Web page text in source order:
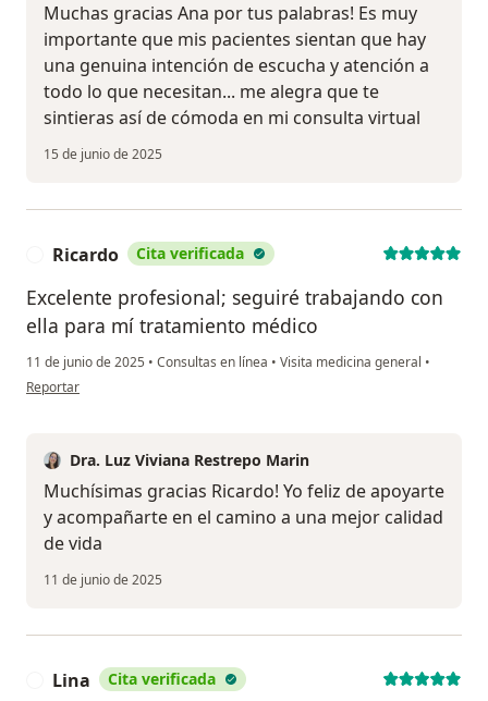
Muchas gracias Ana por tus palabras! Es muy
importante que mis pacientes sientan que hay
una genuina intención de escucha y atención a
todo lo que necesitan... me alegra que te
sintieras así de cómoda en mi consulta virtual
15 de junio de 2025
Ricardo Cita verificada
Excelente profesional; seguiré trabajando con
ella para mí tratamiento médico
11 de junio de 2025 • Consultas en línea • Visita medicina general •
en opinión del usuario Ricardo
Reportar
Dra. Luz Viviana Restrepo Marin
Muchísimas gracias Ricardo! Yo feliz de apoyarte
y acompañarte en el camino a una mejor calidad
de vida
11 de junio de 2025
Lina Cita verificada